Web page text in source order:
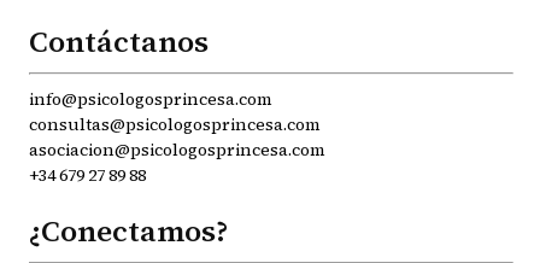
Contáctanos
info@psicologosprincesa.com
consultas@psicologosprincesa.com
asociacion@psicologosprincesa.com
+34 679 27 89 88
¿Conectamos?